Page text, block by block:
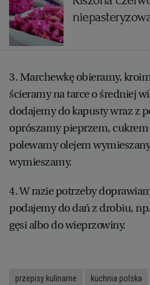
3. Marchewkę obieramy,
ścieramy na tarce o średniej
dodajemy do kapusty wraz z
oprószamy pieprzem,
polewamy olejem
wymieszamy.
4. W razie potrzeby
podajemy do dań z drobiu,
gęsi albo do wieprzowiny.
przepisy kulinarne kuchnia polska